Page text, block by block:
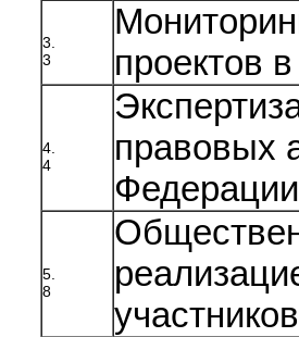
3.
3
проектов
4.
4
правовых
5.
8